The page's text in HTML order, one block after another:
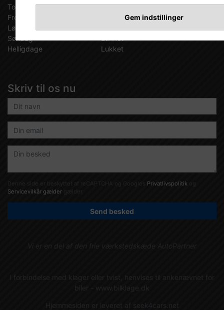
Torsdag
07:30 - 16:15
Fredag
07:30 - 14:15
Lørdag
Søndag
Helligdage
Lukket
Skriv til os nu
Denne side er beskyttet af reCAPTCHA og Googles Privatlivspolitik og
Servicevilkår gælder gælder.
Send besked
Vi er en del af den frie værkstedskæde AutoPartner
I forbindelse med klager eller tvist, henvises til ankenævnet for
biler - www.bilklage.dk
Hjemmesiden er leveret af seek4cars.net
Gem indstillinger